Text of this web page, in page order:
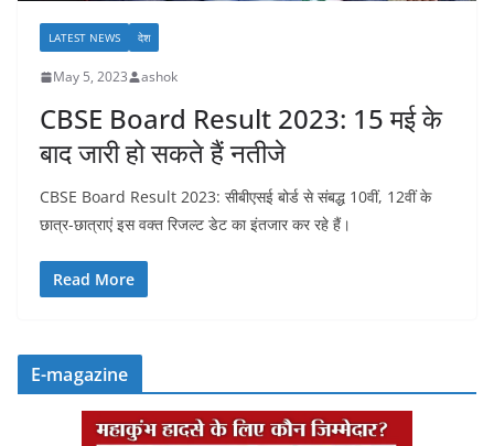
LATEST NEWS देश
May 5, 2023 ashok
CBSE Board Result 2023: 15 मई के
बाद जारी हो सकते हैं नतीजे
CBSE Board Result 2023: सीबीएसई बोर्ड से संबद्ध 10वीं, 12वीं के
छात्र-छात्राएं इस वक्त रिजल्ट डेट का इंतजार कर रहे हैं।
Read More
E-magazine